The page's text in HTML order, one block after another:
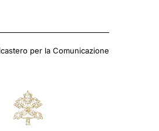
per la Comunicazione